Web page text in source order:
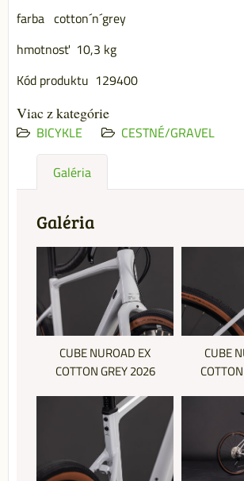
farba cotton´n´grey
hmotnosť 10,3 kg
Kód produktu 129400
Viac z kategórie
BICYKLE
CESTNÉ/GRAVEL
Galéria
Galéria
CUBE NUROAD EX
COTTON GREY 2026
CUBE